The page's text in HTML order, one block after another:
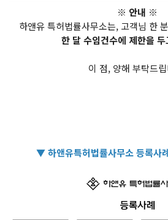
※ 안내 ※
하앤유 특허법률사무소는, 고객님 한
한 달 수임건수에 제한을
이 점, 양해 부탁드
▼ 하앤유특허법률사무소 등록사